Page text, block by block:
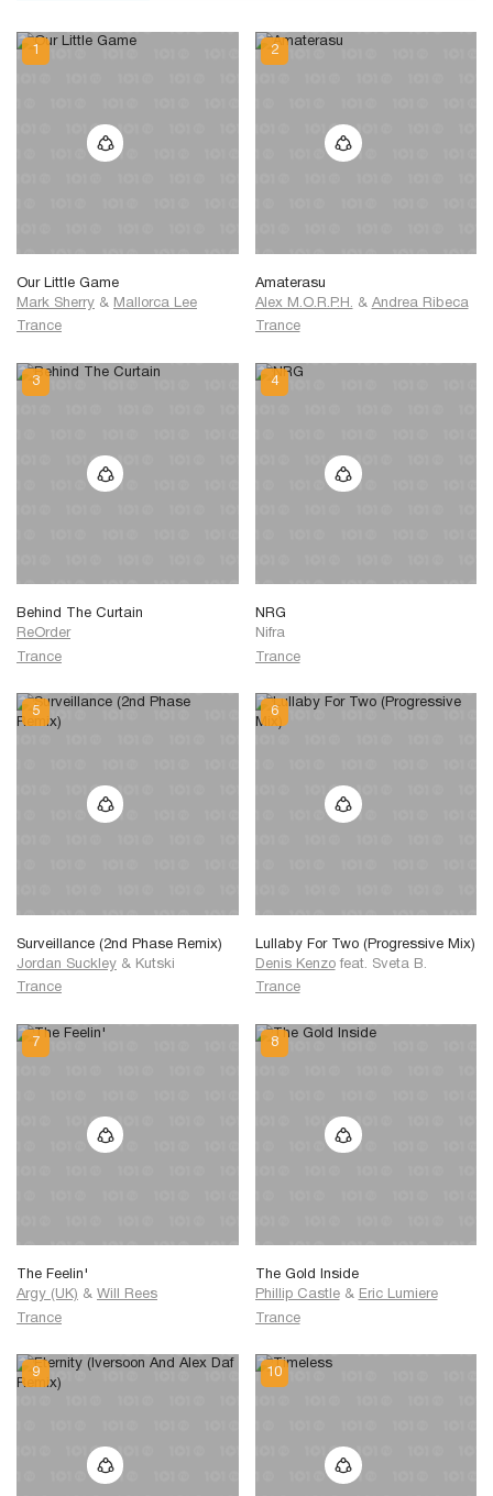
Our Little Game
Mark Sherry & Mallorca Lee
Trance
Amaterasu
Alex M.O.R.P.H. & Andrea Ribeca
Trance
Behind The Curtain
ReOrder
Trance
NRG
Nifra
Trance
Surveillance (2nd Phase Remix)
Jordan Suckley & Kutski
Trance
Lullaby For Two (Progressive Mix)
Denis Kenzo feat. Sveta B.
Trance
The Feelin'
Argy (UK) & Will Rees
Trance
The Gold Inside
Phillip Castle & Eric Lumiere
Trance